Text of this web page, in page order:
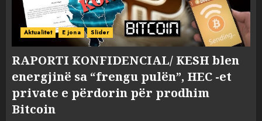
Aktualitet E jona Slider
RAPORTI KONFIDENCIAL/ KESH blen
energjinë sa “frengu pulën”, HEC -et
private e përdorin për prodhim
Bitcoin